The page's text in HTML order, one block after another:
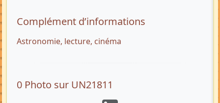
Complément d’informations
Astronomie, lecture, cinéma
0 Photo sur UN21811